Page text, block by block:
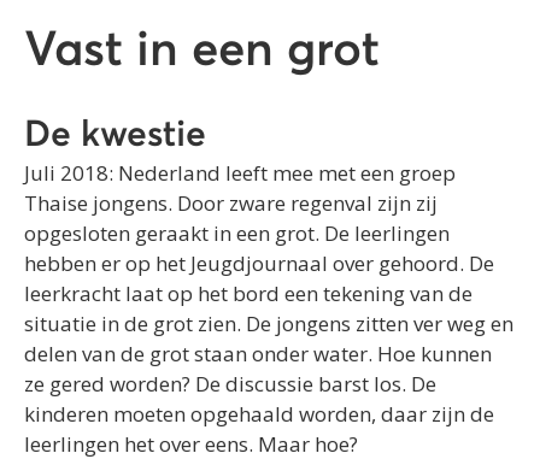
Vast in een grot
De kwestie
Juli 2018: Nederland leeft mee met een groep
Thaise jongens. Door zware regenval zijn zij
opgesloten geraakt in een grot. De leerlingen
hebben er op het Jeugdjournaal over gehoord. De
leerkracht laat op het bord een tekening van de
situatie in de grot zien. De jongens zitten ver weg en
delen van de grot staan onder water. Hoe kunnen
ze gered worden? De discussie barst los. De
kinderen moeten opgehaald worden, daar zijn de
leerlingen het over eens. Maar hoe?